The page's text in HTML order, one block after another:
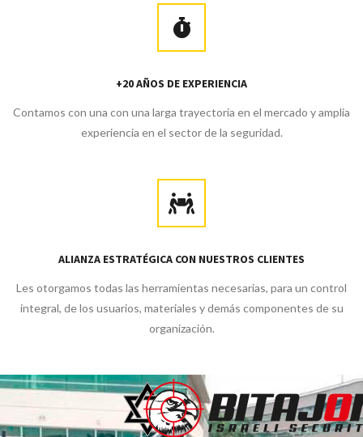
+20 AÑOS DE EXPERIENCIA
Contamos con una con una larga trayectoria en el mercado y amplia
experiencia en el sector de la seguridad.
ALIANZA ESTRATÉGICA CON NUESTROS CLIENTES
Les otorgamos todas las herramientas necesarias, para un control
integral, de los usuarios, materiales y demás componentes de su
organización.